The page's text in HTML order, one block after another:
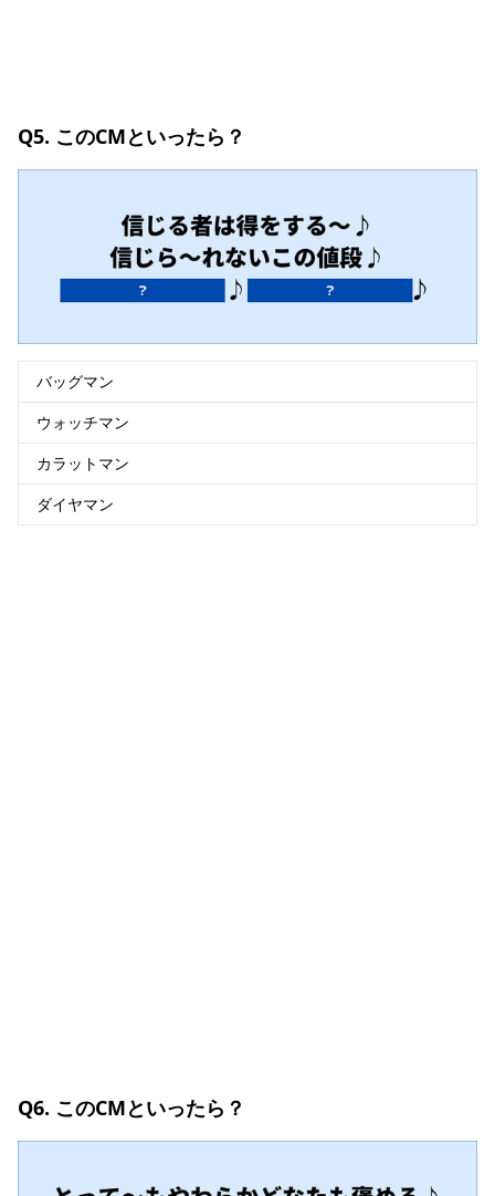
Q5. このCMといったら？
バッグマン
ウォッチマン
カラットマン
ダイヤマン
Q6. このCMといったら？